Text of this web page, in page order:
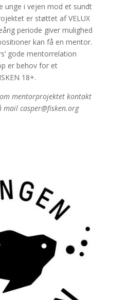
unge i vejen mod et sundt
er støttet af VELUX
periode giver mulighed
kan få en mentor.
gode mentorrelation
er behov for et
18+.
mentorprojektet kontakt
casper@fisken.org